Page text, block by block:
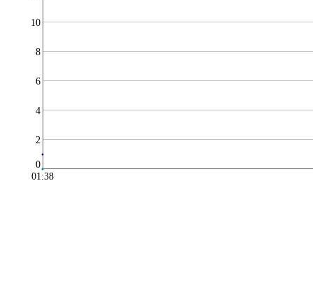
0
2
4
6
8
10
01:38